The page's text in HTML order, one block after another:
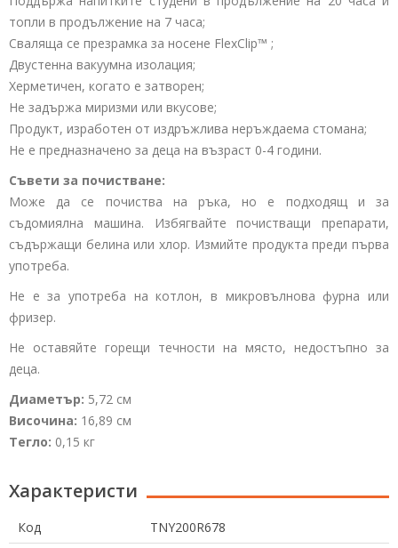
топли в продължение на 7 часа;
Сваляща се презрамка за носене FlexClip™ ;
Двустенна вакуумна изолация;
Херметичен, когато е затворен;
Не задържа миризми или вкусове;
Продукт, изработен от издръжлива неръждаема стомана;
Не е предназначено за деца на възраст 0-4 години.
Съвети за почистване:
Може да се почиства на ръка, но е подходящ и за
съдомиялна машина. Избягвайте почистващи препарати,
съдържащи белина или хлор. Измийте продукта преди първа
употреба.
Не е за употреба на котлон, в микровълнова фурна или
фризер.
Не оставяйте горещи течности на място, недостъпно за
деца.
Диаметър: 5,72 см
Височина: 16,89 см
Тегло: 0,15 кг
Характеристи
Код
TNY200R678